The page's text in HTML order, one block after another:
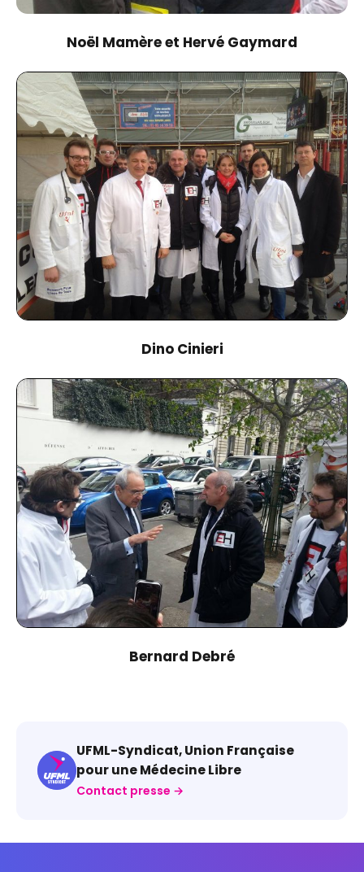
Noël Mamère et Hervé Gaymard
Dino Cinieri
Bernard Debré
UFML-Syndicat, Union Française
pour une Médecine Libre
Contact presse →